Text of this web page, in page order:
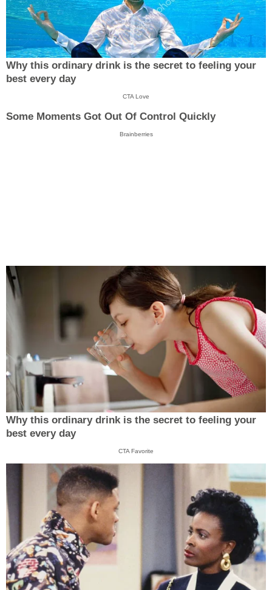
Why this ordinary drink is the secret to feeling your
best every day
CTA Love
Some Moments Got Out Of Control Quickly
Brainberries
Why this ordinary drink is the secret to feeling your
best every day
CTA Favorite